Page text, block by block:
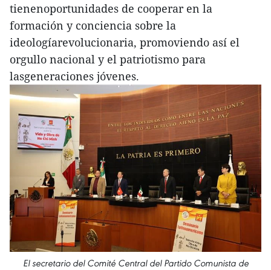
tienenoportunidades de cooperar en la
formación y conciencia sobre la
ideologíarevolucionaria, promoviendo así el
orgullo nacional y el patriotismo para
lasgeneraciones jóvenes.
El secretario del Comité Central del Partido Comunista de